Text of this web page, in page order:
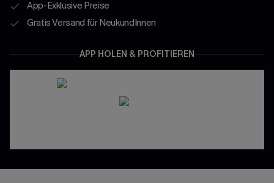
App-Exklusive Preise
Gratis Versand für NeukundInnen
APP HOLEN & PROFITIEREN